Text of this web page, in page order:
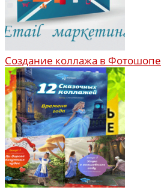
Создание коллажа в Фотошопе